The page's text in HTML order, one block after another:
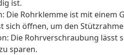
ist.
Die Rohrklemme ist mit
sich öffnen, um den
Die Rohrverschraubung
sparen.